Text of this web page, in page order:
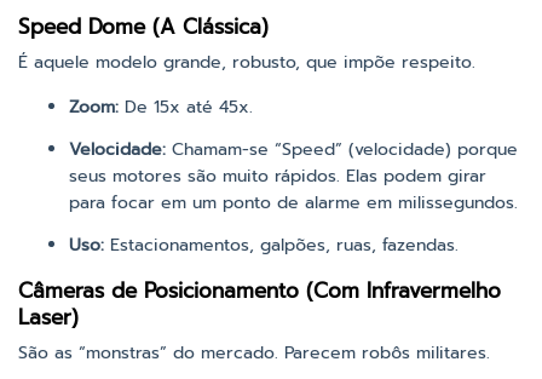
Speed Dome (A Clássica)
É aquele modelo grande, robusto, que impõe respeito.
Zoom: De 15x até 45x.
Velocidade: Chamam-se “Speed” (velocidade) porque
seus motores são muito rápidos. Elas podem girar
para focar em um ponto de alarme em milissegundos.
Uso: Estacionamentos, galpões, ruas, fazendas.
Câmeras de Posicionamento (Com Infravermelho
Laser)
São as “monstras” do mercado. Parecem robôs militares.